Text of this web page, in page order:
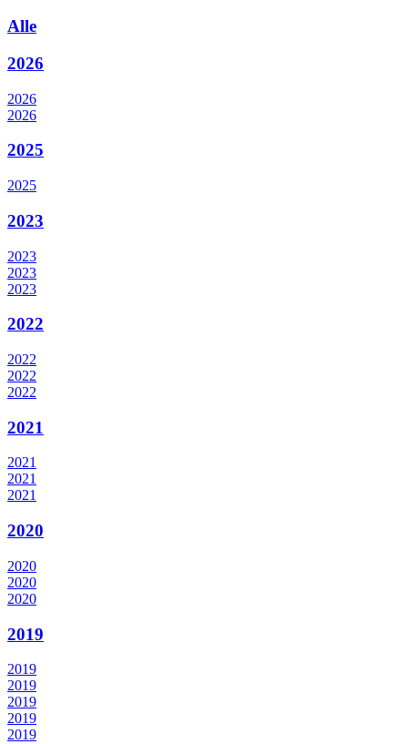
Alle
2026
2026
2026
2025
2025
2023
2023
2023
2023
2022
2022
2022
2022
2021
2021
2021
2021
2020
2020
2020
2020
2019
2019
2019
2019
2019
2019